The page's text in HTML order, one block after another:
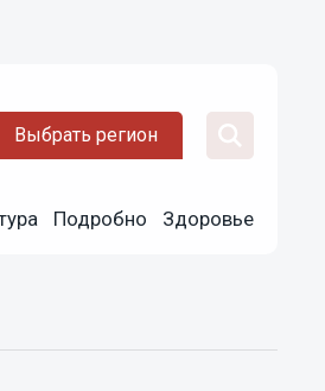
Выбрать регион
Подробно Здоровье